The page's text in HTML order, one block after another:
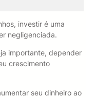
investir é uma
negligenciada.
importante, depender
crescimento
seu dinheiro ao